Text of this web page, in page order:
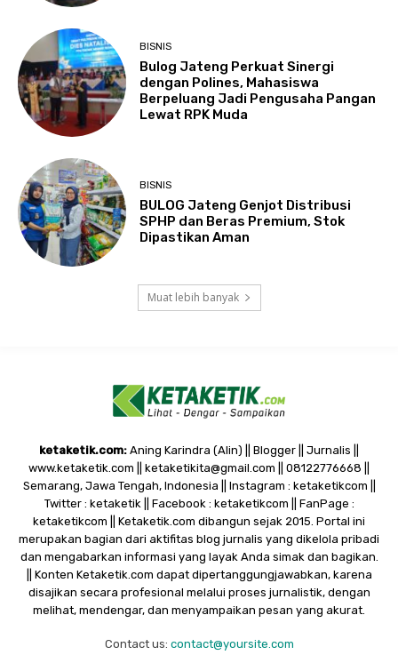
BISNIS
Bulog Jateng Perkuat Sinergi
dengan Polines, Mahasiswa
Berpeluang Jadi Pengusaha Pangan
Lewat RPK Muda
BISNIS
BULOG Jateng Genjot Distribusi
SPHP dan Beras Premium, Stok
Dipastikan Aman
Muat lebih banyak
ketaketik.com: Aning Karindra (Alin) || Blogger || Jurnalis ||
www.ketaketik.com || ketaketikita@gmail.com || 08122776668 ||
Semarang, Jawa Tengah, Indonesia || Instagram : ketaketikcom ||
Twitter : ketaketik || Facebook : ketaketikcom || FanPage :
ketaketikcom || Ketaketik.com dibangun sejak 2015. Portal ini
merupakan bagian dari aktifitas blog jurnalis yang dikelola pribadi
dan mengabarkan informasi yang layak Anda simak dan bagikan.
|| Konten Ketaketik.com dapat dipertanggungjawabkan, karena
disajikan secara profesional melalui proses jurnalistik, dengan
melihat, mendengar, dan menyampaikan pesan yang akurat.
Contact us: contact@yoursite.com